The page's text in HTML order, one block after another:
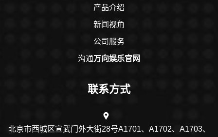
产品介绍
新闻视角
公司服务
沟通万向娱乐官网
联系方式
北京市西城区宣武门外大街28号A1701、A1702、A1703、